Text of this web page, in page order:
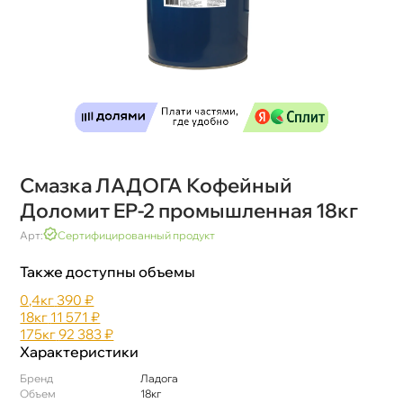
Смазка ЛАДОГА Кофейный
Доломит EP-2 промышленная 18к
Арт: Сертифицированный продукт
Также доступны объемы
0,4к390 ₽
18к 11 571 ₽
175к92 383 ₽
Характеристики
Бренд
Ладога
Объем
18к